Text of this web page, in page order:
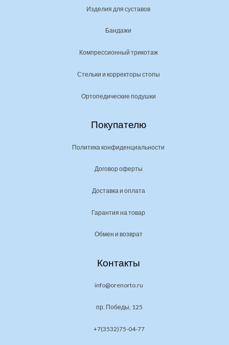
Изделия для суставов
Бандажи
Компрессионный трикотаж
Стельки и корректоры стопы
Ортопедические подушки
Покупателю
Политика конфиденциальности
Договор оферты
Доставка и оплата
Гарантия на товар
Обмен и возврат
Контакты
info@orenorto.ru
пр. Победы, 125
+7(3532)75-04-77